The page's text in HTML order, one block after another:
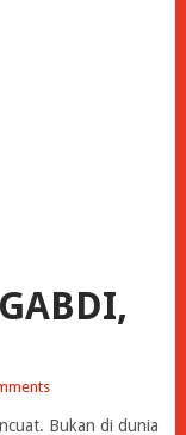
Bukan di dunia